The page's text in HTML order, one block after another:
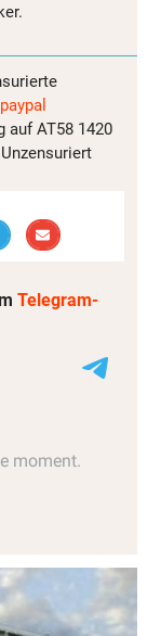
paypal
auf AT58 1420
Telegram-